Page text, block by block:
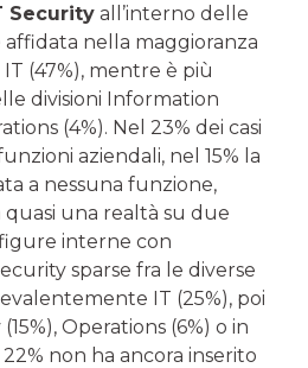
Security all’interno delle
nella maggioranza
(47%), mentre è più
divisioni Information
(4%). Nel 23% dei casi
aziendali, nel 15% la
a nessuna funzione,
una realtà su due
interne con
sparse fra le diverse
IT (25%), poi
Operations (6%) o in
non ha ancora inserito